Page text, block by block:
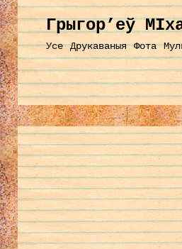
Грыгор’еў
Усе Друкаваныя Фота